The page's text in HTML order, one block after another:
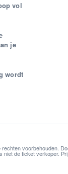
vol
je
wordt
voorbehouden.
niet de ticket verkoper.